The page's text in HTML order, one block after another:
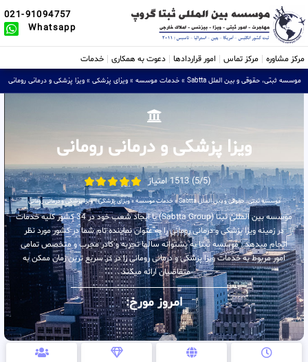
021-91094757
Whatsapp
مرکز مشاوره مرکز تماس امور قراردادها دعوت به همکاری خدمات
موسسه ثبتی، حقوقی و بین الملل Sabtta » خدمات موسسه » ویزای پزشکی » ویزا پزشکی و درمانی رومانی
ویزا پزشکی و درمانی رومانی
(5/5) 1513 امتیاز
موسسه ثبتی، حقوقی و بین الملل Sabtta »خدمات موسسه»ویزای پزشکی»ویزا پزشکی و درمانی رومانی
موسسه بین المللی ثبتا (Sabtta Group) با ایجاد شعب خود در 34 کشور کلیه خدمات
در زمینه ویزا پزشکی و درمانی رومانی را به عنوان نماینده تام شما در کشور مورد نظر
انجام میدهد . موسسه ثبتا به پشتوانه سالها تجربه و کادر مجرب و متخصص تمامی
امور مربوط به خدمات ویزا پزشکی و درمانی رومانی را در در سریع ترین زمان ممکن به
متقاضیان ارائه میکند .
امروز مورخ: